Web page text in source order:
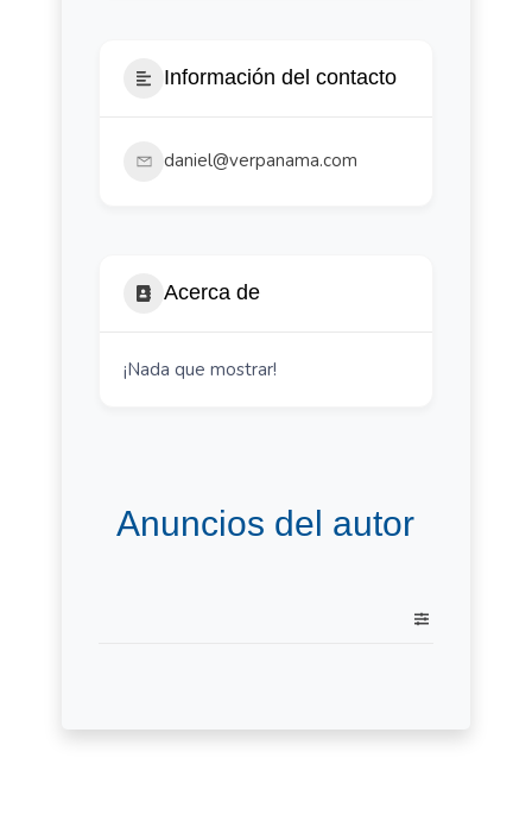
Información del contacto
daniel@verpanama.com
Acerca de
¡Nada que mostrar!
Anuncios del autor